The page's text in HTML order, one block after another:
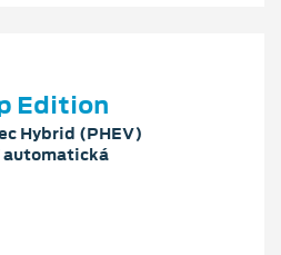
Edition
Hybrid (PHEV)
automatická